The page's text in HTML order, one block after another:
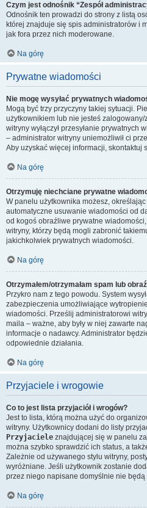
Czym jest odnośnik “Zespół
Odnośnik ten prowadzi do strony z listą
której znajduje się spis administratorów i
jak fora przez nich moderowane.
Na górę
Prywatne wiadomości
Nie mogę wysyłać prywatnych
Mogą być trzy przyczyny takiej sytuacji.
użytkownikiem lub nie jesteś
witryny wyłączył przesyłanie prywatnych
– administrator witryny uniemożliwił ci
Aby uzyskać więcej informacji, skontaktuj
Na górę
Otrzymuję niechciane prywatne
W panelu użytkownika możesz,
automatyczne usuwanie wiadomości od
od kogoś obraźliwe prywatne
witryny, którzy będą mogli zabronić
jakichkolwiek prywatnych wiadomości.
Na górę
Otrzymałem/otrzymałam spam lub
Przykro nam z tego powodu. System
zabezpieczenia umożliwiające
wiadomości. Prześlij administratorowi
maila – ważne, aby były w niej zawarte
informacje o nadawcy. Administrator
odpowiednie działania.
Na górę
Przyjaciele i wrogowie
Co to jest lista przyjaciół i wrogów?
Jest to lista, którą można użyć do
witryny. Użytkownicy dodani do listy
Przyjaciele znajdującej się w panelu
można szybko sprawdzić ich status, a
Zależnie od używanego stylu witryny,
wyróżniane. Jeśli użytkownik zostanie
przez niego napisane domyślnie nie
Na górę